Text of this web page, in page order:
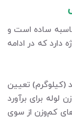
ساده است و
دارد که در ادامه
(کیلوگرم) تعیین
برای برآورد
کم‌وزن از سوی